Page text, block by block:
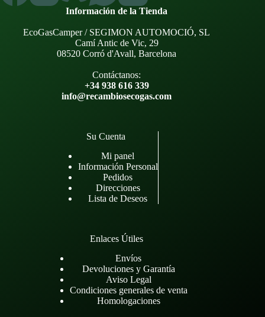
Información de la Tienda
EcoGasCamper / SEGIMON AUTOMOCIÓ, SL
Camí Antic de Vic, 29
08520 Corró d'Avall, Barcelona
Contáctanos:
+34 938 616 339
info@recambiosecogas.com
Su Cuenta
Mi panel
Información Personal
Pedidos
Direcciones
Lista de Deseos
Enlaces Útiles
Envíos
Devoluciones y Garantía
Aviso Legal
Condiciones generales de venta
Homologaciones